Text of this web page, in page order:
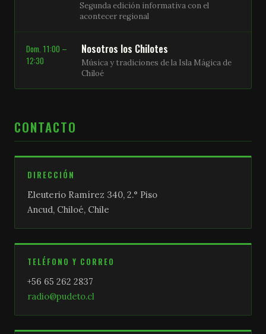
Segunda edición informativa con el
acontecer regional
Dom. 11:00 –
12:30
Nosotros los Chilotes
Música y tradiciones de la Isla Mágica de
Chiloé
CONTACTO
DIRECCIÓN
Eleuterio Ramírez 340, 2.° Piso
Ancud, Chiloé, Chile
TELÉFONO Y CORREO
+56 65 262 2837
radio@pudeto.cl